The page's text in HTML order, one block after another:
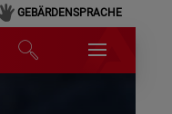
GEBÄRDENSPRACHE